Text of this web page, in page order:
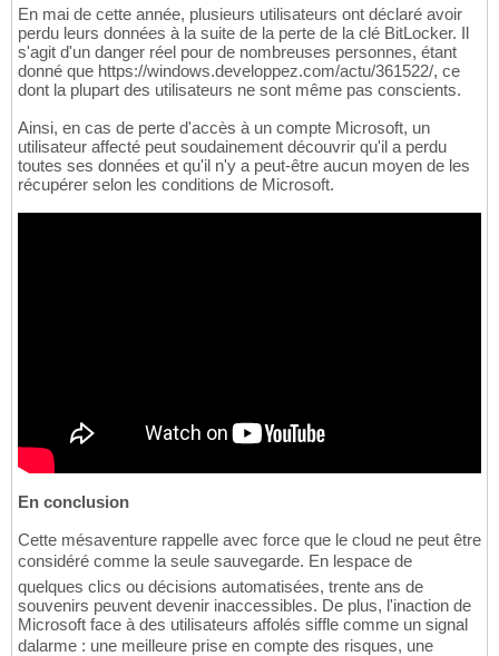
En mai de cette année, plusieurs utilisateurs ont déclaré avoir
perdu leurs données à la suite de la perte de la clé BitLocker. Il
s'agit d'un danger réel pour de nombreuses personnes, étant
donné que https://windows.developpez.com/actu/361522/, ce
dont la plupart des utilisateurs ne sont même pas conscients.
Ainsi, en cas de perte d'accès à un compte Microsoft, un
utilisateur affecté peut soudainement découvrir qu'il a perdu
toutes ses données et qu'il n'y a peut-être aucun moyen de les
récupérer selon les conditions de Microsoft.
En conclusion
Cette mésaventure rappelle avec force que le cloud ne peut être
considéré comme la seule sauvegarde. En lespace de
quelques clics ou décisions automatisées, trente ans de
souvenirs peuvent devenir inaccessibles. De plus, l'inaction de
Microsoft face à des utilisateurs affolés siffle comme un signal
dalarme : une meilleure prise en compte des risques, une